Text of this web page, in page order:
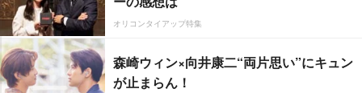
オリコンタイアップ特集
森崎ウィン×向井康二“両片思い”にキュン
が止まらん！